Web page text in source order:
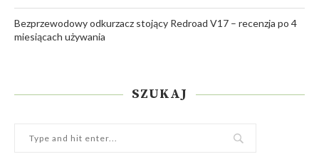
Bezprzewodowy odkurzacz stojący Redroad V17 – recenzja po 4
miesiącach używania
SZUKAJ